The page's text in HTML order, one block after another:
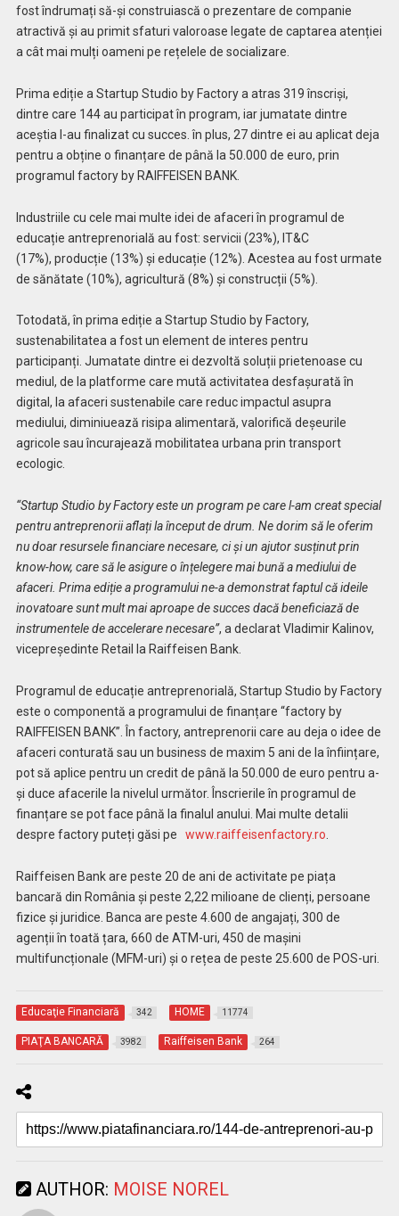
fost îndrumați să-și construiască o prezentare de companie
atractivă și au primit sfaturi valoroase legate de captarea atenției
a cât mai mulți oameni pe rețelele de socializare.
Prima ediție a Startup Studio by Factory a atras 319 înscriși,
dintre care 144 au participat în program, iar jumatate dintre
aceștia l-au finalizat cu succes. în plus, 27 dintre ei au aplicat deja
pentru a obține o finanțare de până la 50.000 de euro, prin
programul factory by RAIFFEISEN BANK.
Industriile cu cele mai multe idei de afaceri în programul de
educație antreprenorială au fost: servicii (23%), IT&C
(17%), producție (13%) și educație (12%) . Acestea au fost urmate
de sănătate (10%), agricultură (8%) și construcții (5%).
Totodată, în prima ediție a Startup Studio by Factory,
sustenabilitatea a fost un element de interes pentru
participanți. Jumatate dintre ei dezvoltă soluții prietenoase cu
mediul, de la platforme care mută activitatea desfașuratăîn
digital, la afaceri sustenabile care reduc impactul asupra
mediului, diminiuează risipa alimentară, valorifică deșeurile
agricole sauîncurajează mobilitatea urbana prin transport
ecologic.
“Startup Studio by Factory este un program pe care l-am creat special
pentru antreprenorii aflați la început de drum. Ne dorim să le oferim
nu doar resursele financiare necesare, ci și un ajutor susținut prin
know-how, care să le asigure o înțelegere mai bună a mediului de
afaceri. Prima ediție a programului ne-a demonstrat faptul că ideile
inovatoare sunt mult mai aproape de succes dacă beneficiază de
instrumentele de accelerare necesare”, a declarat Vladimir Kalinov,
vicepreședinte Retail la Raiffeisen Bank.
Programul de educație antreprenorială, Startup Studio by Factory
este o componentă a programului de finanțare “factory by
RAIFFEISEN BANK”. În factory, antreprenorii care au deja o idee de
afaceri conturată sau un business de maxim 5 ani de la înființare,
pot să aplice pentru un credit de până la 50.000 de euro pentru a-
și duce afacerile la nivelul următor. Înscrierile în programul de
finanțare se pot face până la finalul anului. Mai multe detalii
despre factory puteți găsi pe www.raiffeisenfactory.ro
Raiffeisen Bank are peste 20 de ani de activitate pe piața
bancară din România și peste 2,22 milioane de clienți, persoane
fizice și juridice Banca are peste 4.600 de angajați, 300 de
agenții în toată țara, 660 de ATM-uri, 450 de mașini
multifuncționale (MFM-uri) și o rețea de peste 25.600 de POS-uri.
Educaţie Financiară 342 HOME 11774
PIAŢA BANCARĂ 3982 Raiffeisen Bank 264
AUTHOR: MOISE NOREL